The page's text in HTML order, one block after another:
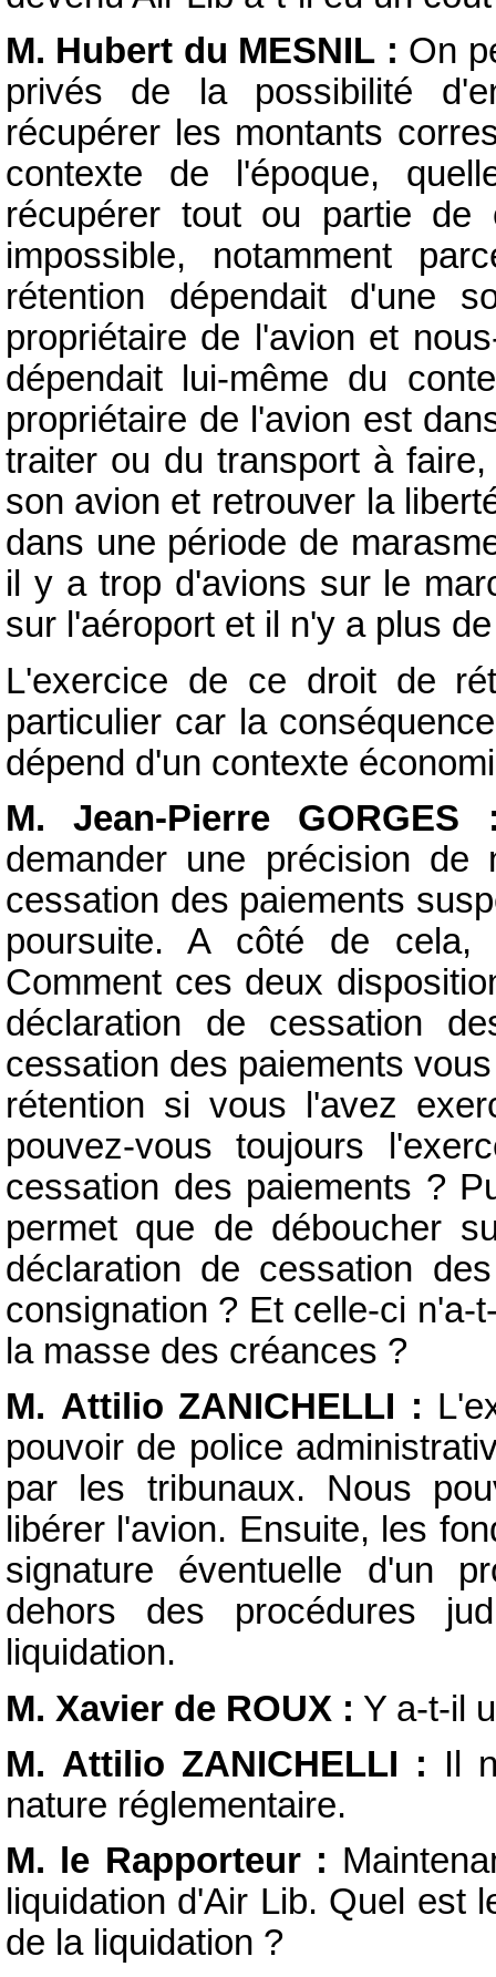
M. Hubert du MESNIL : On
privés de la possibilité
récupérer les montants
contexte de l'époque,
récupérer tout ou partie
impossible, notamment
rétention dépendait d'une
propriétaire de l'avion et
dépendait lui-même du
propriétaire de l'avion est
traiter ou du transport à
son avion et retrouver la
dans une période de
il y a trop d'avions sur le
sur l'aéroport et il n'y a plus
L'exercice de ce droit de
particulier car la
dépend d'un contexte
M. Jean-Pierre GORGES
demander une précision de
cessation des paiements
poursuite. A côté de
Comment ces deux
déclaration de cessation
cessation des paiements
rétention si vous l'avez
pouvez-vous toujours
cessation des paiements ?
permet que de déboucher
déclaration de cessation
consignation ? Et celle-ci n'a-
la masse des créances ?
M. Attilio ZANICHELLI :
pouvoir de police
par les tribunaux. Nous
libérer l'avion. Ensuite, les
signature éventuelle d'un
dehors des procédures
liquidation.
M. Xavier de ROUX : Y a-t-il
M. Attilio ZANICHELLI : Il
nature réglementaire.
M. le Rapporteur :
liquidation d'Air Lib. Quel est
de la liquidation ?